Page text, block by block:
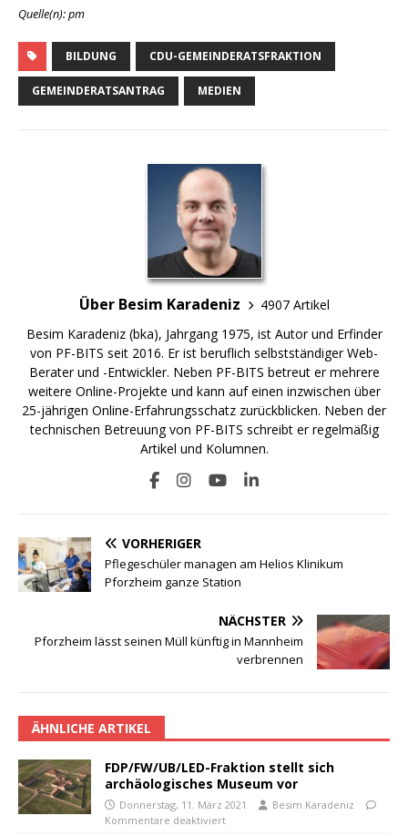
Quelle(n): pm
BILDUNG CDU-GEMEINDERATSFRAKTION
GEMEINDERATSANTRAG MEDIEN
Über Besim Karadeniz
4907 Artikel
Besim Karadeniz (bka), Jahrgang 1975, ist Autor und Erfinder
von PF-BITS seit 2016. Er ist beruflich selbstständiger Web-
Berater und -Entwickler. Neben PF-BITS betreut er mehrere
weitere Online-Projekte und kann auf einen inzwischen über
25-jährigen Online-Erfahrungsschatz zurückblicken. Neben der
technischen Betreuung von PF-BITS schreibt er regelmäßig
Artikel und Kolumnen.
VORHERIGER
Pflegeschüler managen am Helios Klinikum
Pforzheim ganze Station
NÄCHSTER
Pforzheim lässt seinen Müll künftig in Mannheim
verbrennen
ÄHNLICHE ARTIKEL
FDP/FW/UB/LED-Fraktion stellt sich
archäologisches Museum vor
Donnerstag, 11. März 2021
Besim Karadeniz
Kommentare deaktiviert